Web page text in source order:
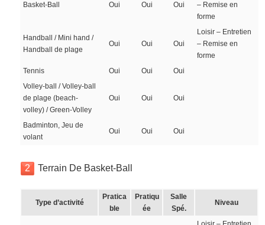
Basket-Ball Oui Oui Oui
– Remise en
forme
Handball / Mini hand /
Handball de plage
Oui Oui Oui
Loisir – Entretien
– Remise en
forme
Tennis
Oui Oui
Oui
Volley-ball / Volley-ball
de plage (beach-
volley) / Green-Volley
Oui Oui Oui
Badminton, Jeu de
volant
Oui Oui Oui
2 Terrain De Basket-Ball
Type d’activité
Pratica
ble
Pratiqu
ée
Salle
Spé.
Niveau